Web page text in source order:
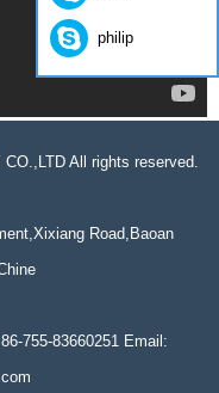
All rights reserved.
Road,Baoan
755-83660251 Email:
philip